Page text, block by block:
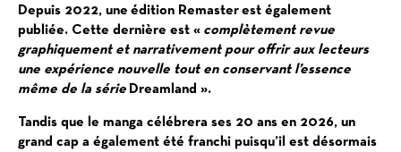
Depuis 2022, une édition Remaster est également
publiée. Cette dernière est « complètement revue
graphiquement et narrativement pour offrir aux lecteurs
une expérience nouvelle tout en conservant l’essence
même de la série Dreamland ».
Tandis que le manga célébrera ses 20 ans en 2026, un
grand cap a également été franchi puisqu’il est désormais